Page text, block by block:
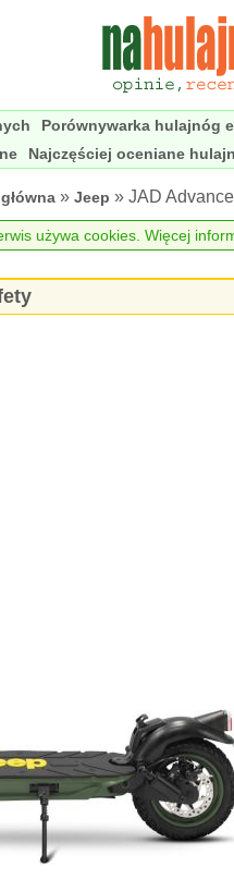
Porównywarka hulajnóg
Najczęściej oceniane
» Jeep » JAD
używa cookies. Więcej